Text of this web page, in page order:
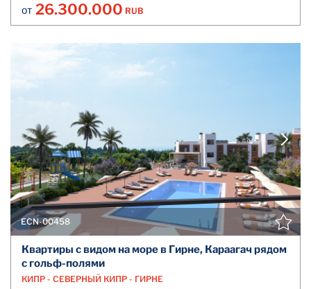
ОТ 26.300.000 RUB
ECN-00458
Квартиры с видом на море в Гирне, Караагач рядом
с гольф-полями
КИПР - СЕВЕРНЫЙ КИПР - ГИРНЕ